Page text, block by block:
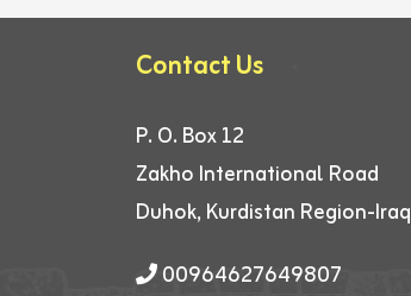
Contact Us
P. O. Box 12
Zakho International Road
Duhok, Kurdistan Region-Iraq
00964627649807